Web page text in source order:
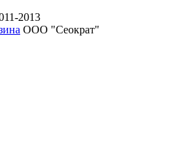
2013
ООО "Сеократ"